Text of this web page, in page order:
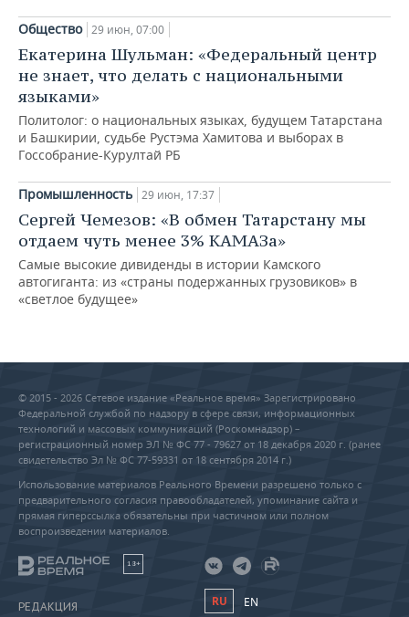
Общество 29 июн, 07:00
Екатерина Шульман: «Федеральный центр
не знает, что делать с национальными
языками»
Политолог: о национальных языках, будущем Татарстана
и Башкирии, судьбе Рустэма Хамитова и выборах в
Госсобрание-Курултай РБ
Промышленность 29 июн, 17:37
Сергей Чемезов: «В обмен Татарстану мы
отдаем чуть менее 3% КАМАЗа»
Самые высокие дивиденды в истории Камского
автогиганта: из «страны подержанных грузовиков» в
«светлое будущее»
© 2015 - 2026 Сетевое издание «Реальное время» Зарегистрировано
Федеральной службой по надзору в сфере связи, информационных
технологий и массовых коммуникаций (Роскомнадзор) –
регистрационный номер ЭЛ № ФС 77 - 79627 от 18 декабря 2020 г. (ранее
свидетельство Эл № ФС 77-59331 от 18 сентября 2014 г.)
Использование материалов Реального Времени разрешено только с
предварительного согласия правообладателей, упоминание сайта и
прямая гиперссылка обязательны при частичном или полном
воспроизведении материалов.
18+
РЕДАКЦИЯ RU EN